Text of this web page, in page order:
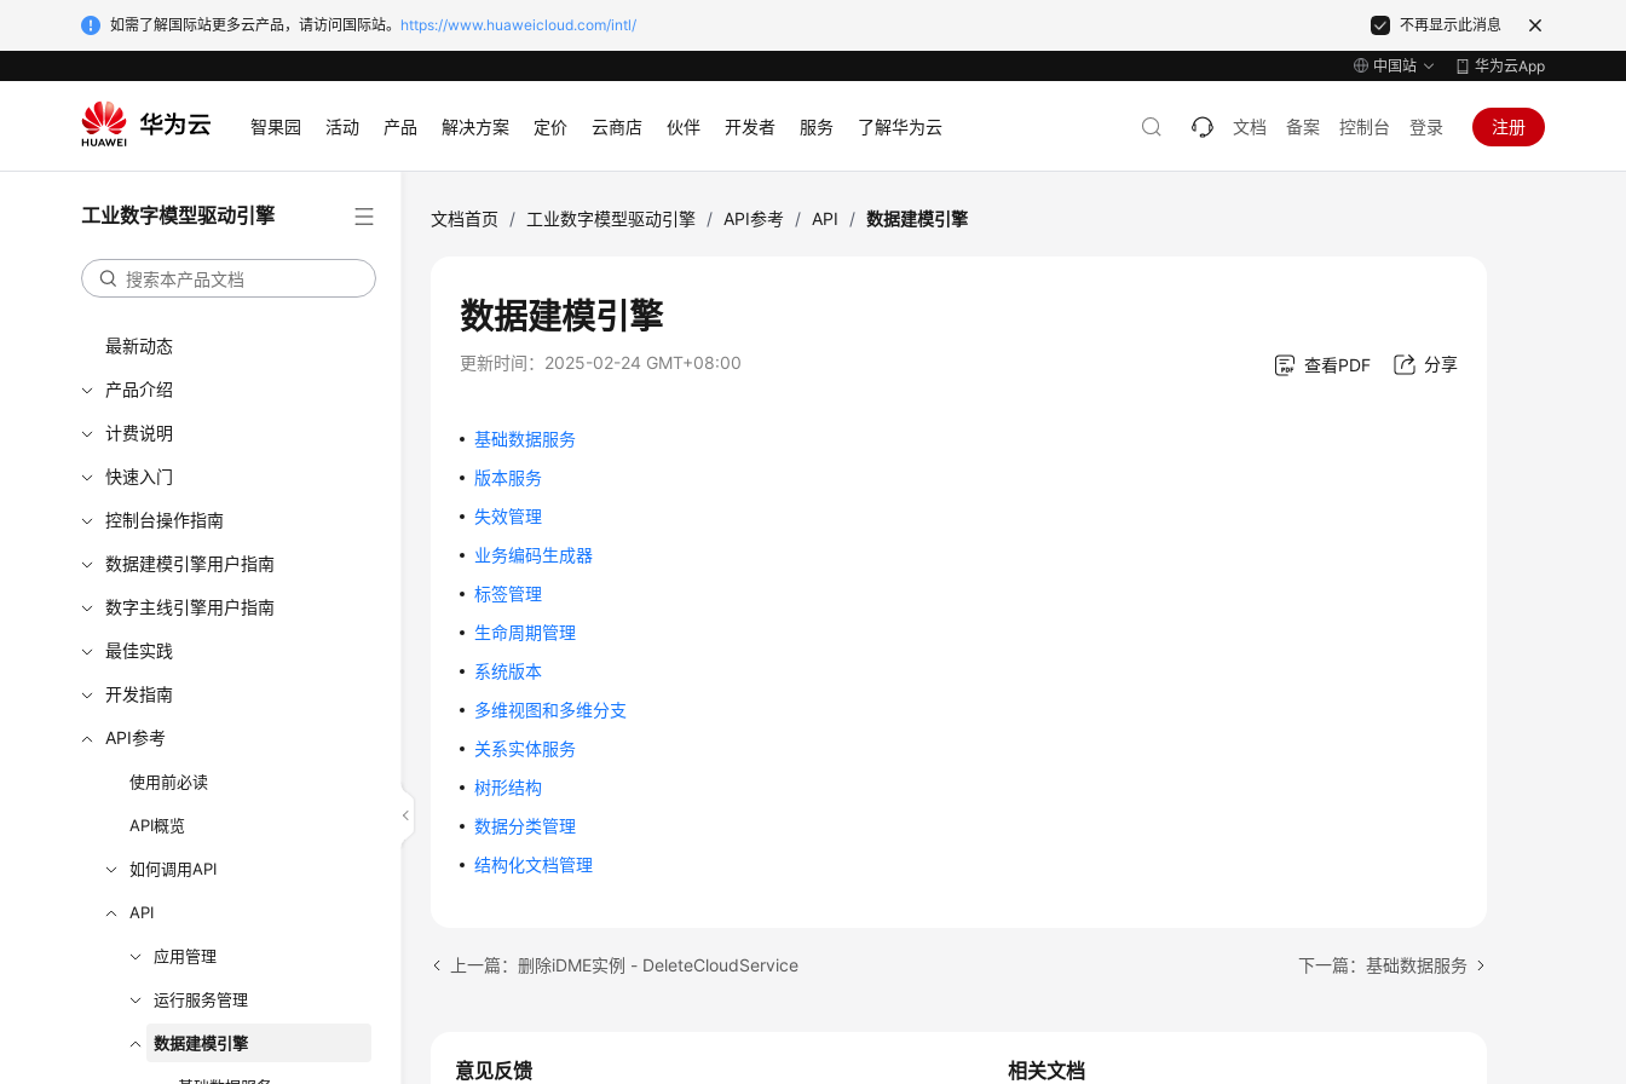
如需了解国际站更多云产品，请访问国际站。 https://www.huaweicloud.com/intl/ 不再显示此消息
中国站 华为云App
智果园 活动 产品 解决方案 定价 云商店 伙伴 开发者 服务 了解华为云 文档 备案 控制台 登录 注册
工业数字模型驱动引擎
最新动态
产品介绍
计费说明
快速入门
控制台操作指南
数据建模引擎用户指南
数字主线引擎用户指南
最佳实践
开发指南
API参考
使用前必读
API概览
如何调用API
API
应用管理
运行服务管理
数据建模引擎
文档首页 / 工业数字模型驱动引擎 / API参考 / API / 数据建模引擎
数据建模引擎
更新时间： 2025-02-24 GMT+08:00 查看PDF 分享
基础数据服务
版本服务
失效管理
业务编码生成器
标签管理
生命周期管理
系统版本
多维视图和多维分支
关系实体服务
树形结构
数据分类管理
结构化文档管理
上一篇：删除iDME实例 - DeleteCloudService 下一篇：基础数据服务
相关文档
意见反馈